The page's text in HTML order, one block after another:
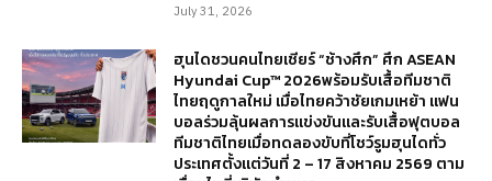
July 31, 2026
ฮุนไดชวนคนไทยเชียร์ “ช้างศึก” ศึก ASEAN
Hyundai Cup™ 2026พร้อมรับเสื้อทีมชาติ
ไทยฤดูกาลใหม่ เมื่อไทยคว้าชัยเกมเหย้า แฟน
บอลร่วมลุ้นผลการแข่งขันและรับเสื้อฟุตบอล
ทีมชาติไทยเมื่อทดลองขับที่โชว์รูมฮุนไดทั่ว
ประเทศตั้งแต่วันที่ 2 – 17 สิงหาคม 2569 ตาม